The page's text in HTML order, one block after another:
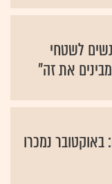
לשטחי
את זה"
נמכרו